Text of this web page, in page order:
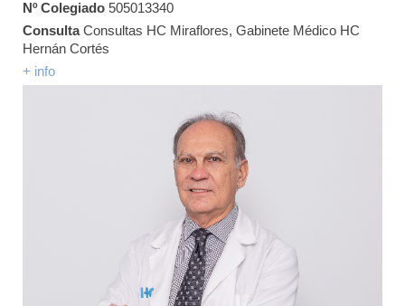
Nº Colegiado 505013340
ConsultaConsultas HC Miraflores, Gabinete Médico HC
Hernán Cortés
+ info